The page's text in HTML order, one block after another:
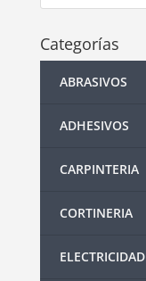
Categorías
ABRASIVOS
ADHESIVOS
CARPINTERIA
CORTINERIA
ELECTRICIDAD